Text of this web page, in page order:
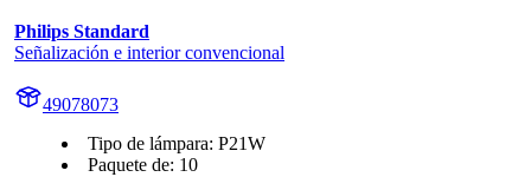
Philips Standard
Señalización e interior convencional
49078073
Tipo de lámpara: P21W
Paquete de: 10